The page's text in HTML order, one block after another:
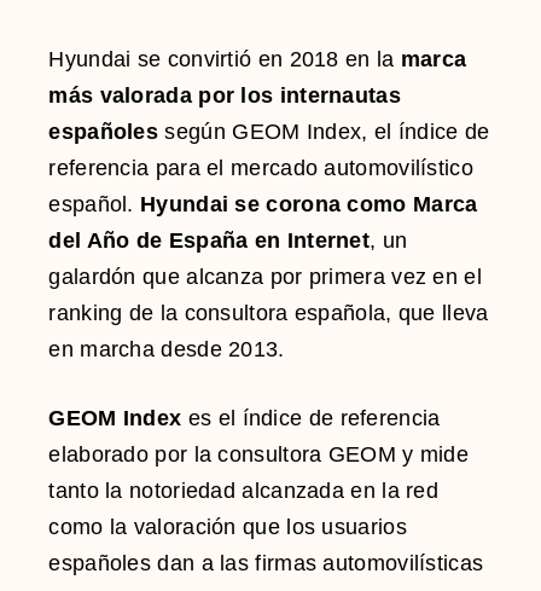
Hyundai se convirtió en 2018 en la marca
más valorada por los internautas
españolessegún GEOM Index, el índice de
referencia para el mercado automovilístico
español. Hyundai se corona como Marca
del Año de España en Internet, un
galardón que alcanza por primera vez en el
ranking de la consultora española, que lleva
en marcha desde 2013.
GEOM Index es el índice de referencia
elaborado por la consultora GEOM y mide
tanto la notoriedad alcanzada en la red
como la valoración que los usuarios
españoles dan a las firmas automovilísticas